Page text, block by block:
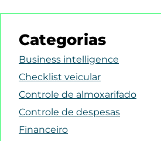
Categorias
Business intelligence
Checklist veicular
Controle de almoxarifado
Controle de despesas
Financeiro